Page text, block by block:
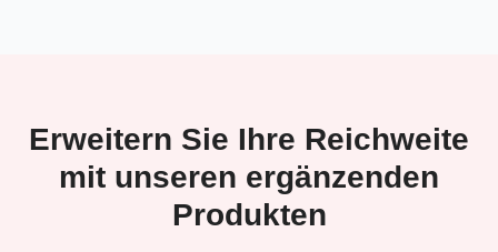
Erweitern Sie Ihre Reichweite
mit unseren ergänzenden
Produkten